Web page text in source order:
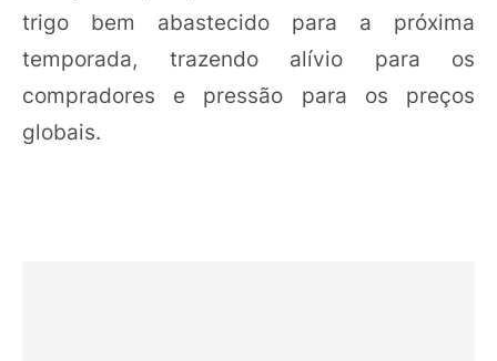
trigo bem abastecido para a próxima
temporada, trazendo alívio para os
compradores e pressão para os preços
globais.